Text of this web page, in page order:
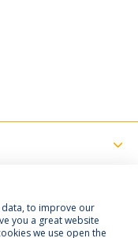
to improve our
you a great website
we use open the